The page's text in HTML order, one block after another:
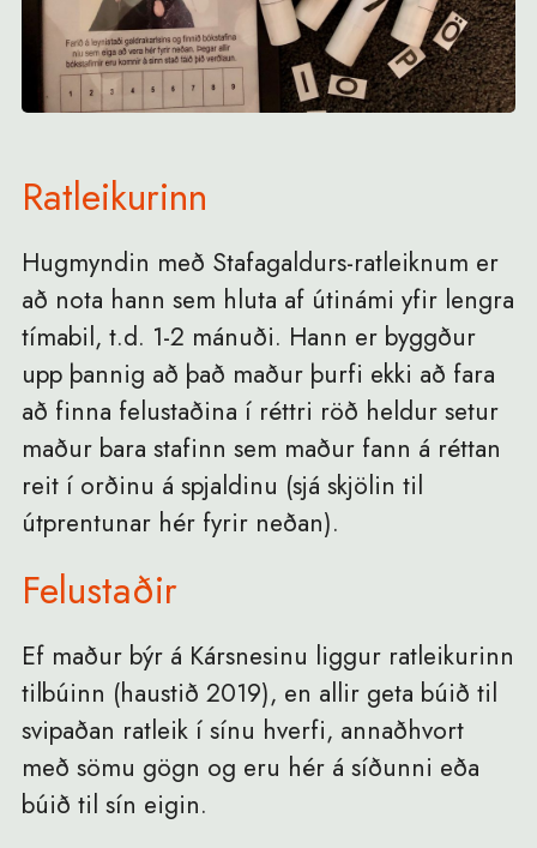
Ratleikurinn
Hugmyndin með Stafagaldurs-ratleiknum er
að nota hann sem hluta af útinámi yfir lengra
tímabil, t.d. 1-2 mánuði. Hann er byggður
upp þannig að það maður þurfi ekki að fara
að finna felustaðina í réttri röð heldur setur
maður bara stafinn sem maður fann á réttan
reit í orðinu á spjaldinu (sjá skjölin til
útprentunar hér fyrir neðan).
Felustaðir
Ef maður býr á Kársnesinu liggur ratleikurinn
tilbúinn (haustið 2019), en allir geta búið til
svipaðan ratleik í sínu hverfi, annaðhvort
með sömu gögn og eru hér á síðunni eða
búið til sín eigin.